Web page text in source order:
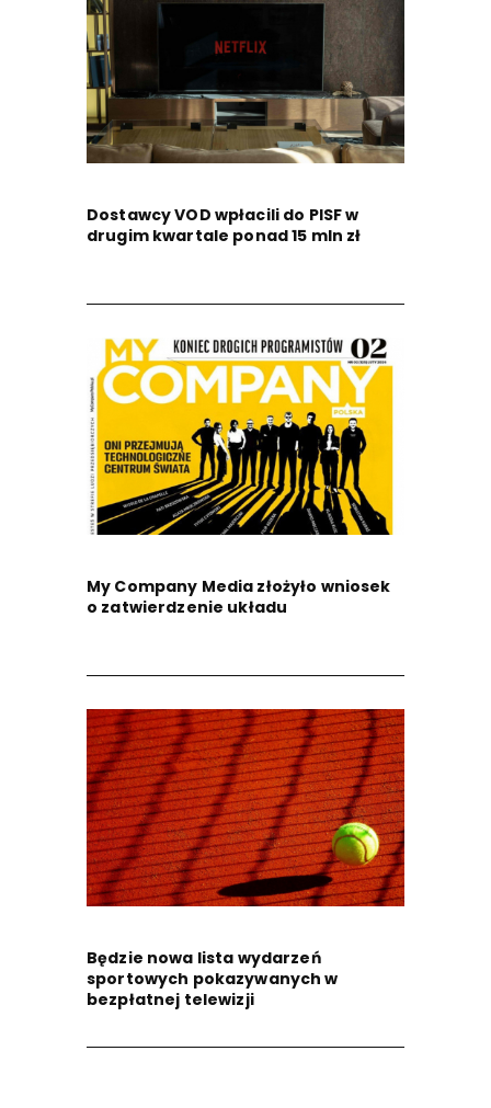
Dostawcy VOD wpłacili do PISF w
drugim kwartale ponad 15 mln zł
My Company Media złożyło wniosek
o zatwierdzenie układu
Będzie nowa lista wydarzeń
sportowych pokazywanych w
bezpłatnej telewizji